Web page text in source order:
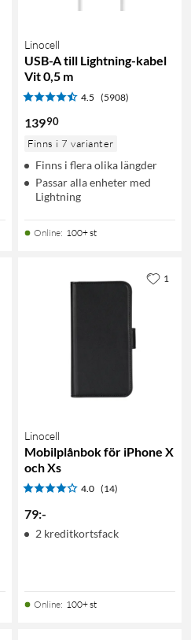
Linocell
USB-A till Lightning-kabel
Vit 0,5 m
4.5 (5908)
13990
Finns i 7 varianter
Finns i flera olika längder
Passar alla enheter med
Lightning
Online: 100+ st
Linocell
Mobilplånbok för iPhone X
och Xs
4.0 (14)
79:-
2 kreditkortsfack
Online: 100+ st
1